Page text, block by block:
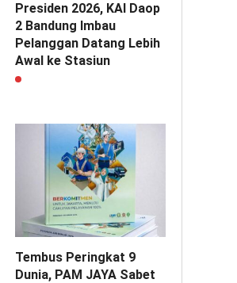
Presiden 2026, KAI Daop
2 Bandung Imbau
Pelanggan Datang Lebih
Awal ke Stasiun
Tembus Peringkat 9
Dunia, PAM JAYA Sabet